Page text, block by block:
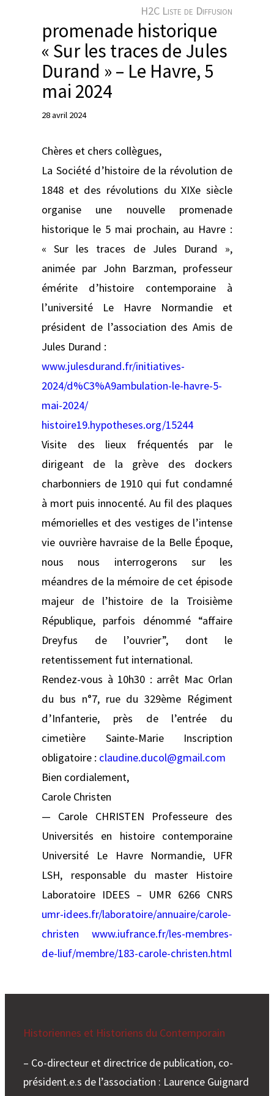
H2C Liste de Diffusion
promenade historique
« Sur les traces de Jules
Durand » – Le Havre, 5
mai 2024
28 avril 2024
Chères et chers collègues,
La Société d’histoire de la révolution de
1848 et des révolutions du XIXe siècle
organise une nouvelle promenade
historique le 5 mai prochain, au Havre :
« Sur les traces de Jules Durand »,
animée par John Barzman, professeur
émérite d’histoire contemporaine à
l’université Le Havre Normandie et
président de l’association des Amis de
Jules Durand :
www.julesdurand.fr/initiatives-
2024/d%C3%A9ambulation-le-havre-5-
mai-2024/
histoire19.hypotheses.org/15244
Visite des lieux fréquentés par le
dirigeant de la grève des dockers
charbonniers de 1910 qui fut condamné
à mort puis innocenté. Au fil des plaques
mémorielles et des vestiges de l’intense
vie ouvrière havraise de la Belle Époque,
nous nous interrogerons sur les
méandres de la mémoire de cet épisode
majeur de l’histoire de la Troisième
République, parfois dénommé “affaire
Dreyfus de l’ouvrier”, dont le
retentissement fut international.
Rendez-vous à 10h30 : arrêt Mac Orlan
du bus n°7, rue du 329ème Régiment
d’Infanterie, près de l’entrée du
cimetière Sainte-Marie Inscription
obligatoire : claudine.ducol@gmail.com
Bien cordialement,
Carole Christen
— Carole CHRISTEN Professeure des
Universités en histoire contemporaine
Université Le Havre Normandie, UFR
LSH, responsable du master Histoire
Laboratoire IDEES – UMR 6266 CNRS
umr-idees.fr/laboratoire/annuaire/carole-
christen
www.iufrance.fr/les-membres-
de-liuf/membre/183-carole-christen.html
Historiennes et Historiens du Contemporain
– Co-directeur et directrice de publication, co-
président.e.s de l’association : Laurence Guignard